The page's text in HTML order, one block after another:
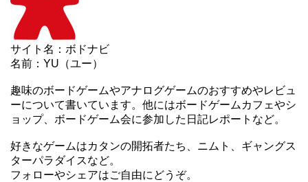
サイト名：ボドナビ
名前：YU（ユー）
趣味のボードゲームやアナログゲームのおすすめやレビュ
ーについて書いています。他にはボードゲームカフェやシ
ョップ、ボードゲーム会に参加した日記レポートなど。
好きなゲームはカタンの開拓者たち、ニムト、ギャングス
ターパラダイスなど。
フォローやシェアはご自由にどうぞ。